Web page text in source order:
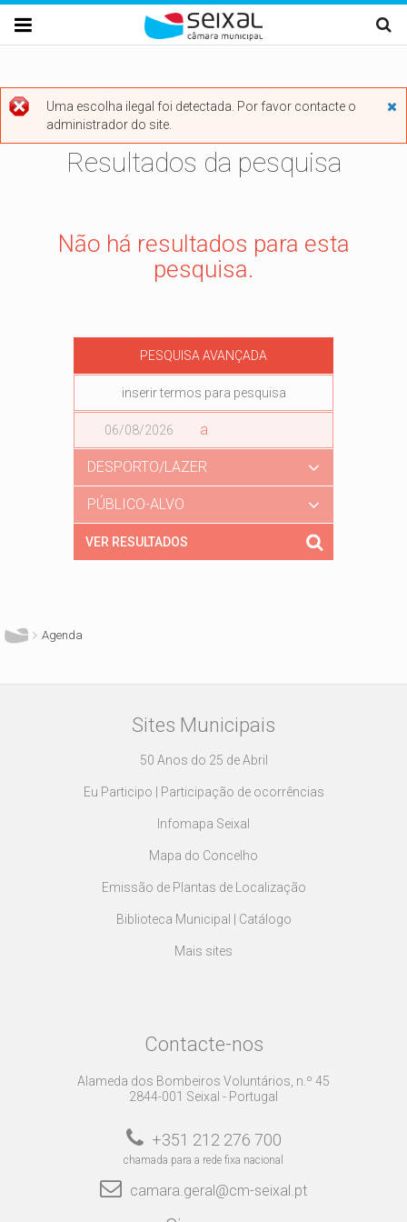
Passar para o conteúdo principal


Mensagem de erro
Uma escolha ilegal foi detectada. Por favor contacte o
administrador do site.
Resultados da pesquisa
Não há resultados para esta
pesquisa.
PESQUISA AVANÇADA
a
Data
DESPORTO/LAZER
PÚBLICO-ALVO
Agenda
Sites Municipais
50 Anos do 25 de Abril
Eu Participo | Participação de ocorrências
Infomapa Seixal
Mapa do Concelho
Emissão de Plantas de Localização
Biblioteca Municipal | Catálogo
Mais sites
Contacte-nos
Alameda dos Bombeiros Voluntários, n.º 45
2844-001 Seixal - Portugal
+351 212 276 700
chamada para a rede fixa nacional
camara.geral@cm-seixal.pt